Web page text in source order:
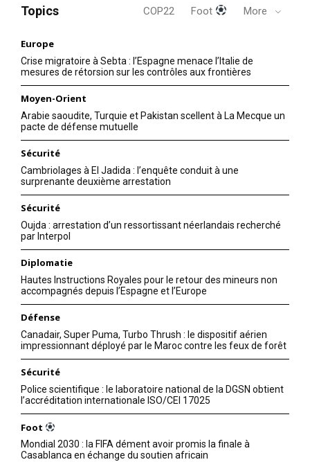
Topics COP22 Foot More
Europe
Crise migratoire à Sebta : l’Espagne menace l’Italie de
mesures de rétorsion sur les contrôles aux frontières
Moyen-Orient
Arabie saoudite, Turquie et Pakistan scellent à La Mecque un
pacte de défense mutuelle
Sécurité
Cambriolages à El Jadida : l’enquête conduit à une
surprenante deuxième arrestation
Sécurité
Oujda : arrestation d’un ressortissant néerlandais recherché
par Interpol
Diplomatie
Hautes Instructions Royales pour le retour des mineurs non
accompagnés depuis l’Espagne et l’Europe
Défense
Canadair, Super Puma, Turbo Thrush : le dispositif aérien
impressionnant déployé par le Maroc contre les feux de forêt
Sécurité
Police scientifique : le laboratoire national de la DGSN obtient
l’accréditation internationale ISO/CEI 17025
Foot
Mondial 2030 : la FIFA dément avoir promis la finale à
Casablanca en échange du soutien africain